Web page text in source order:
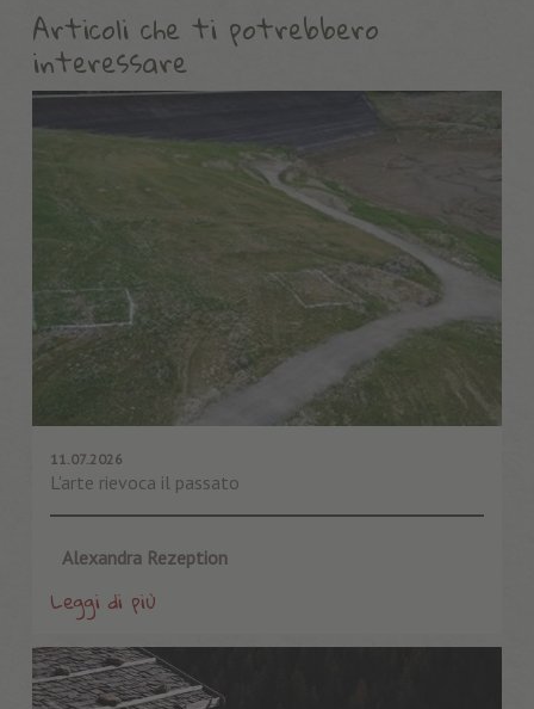
Articoli che ti potrebbero
interessare
11.07.2026
L'arte rievoca il passato
Alexandra Rezeption
Leggi di più